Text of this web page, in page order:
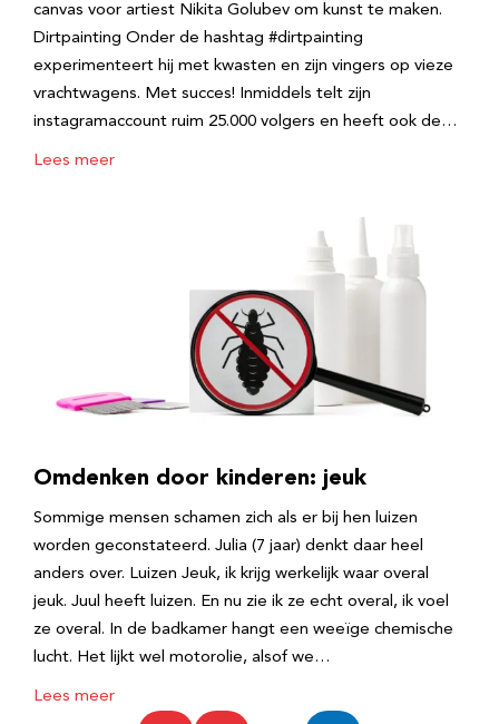
canvas voor artiest Nikita Golubev om kunst te maken.
Dirtpainting Onder de hashtag #dirtpainting
experimenteert hij met kwasten en zijn vingers op vieze
vrachtwagens. Met succes! Inmiddels telt zijn
instagramaccount ruim 25.000 volgers en heeft ook de…
Lees meer
Omdenken door kinderen: jeuk
Sommige mensen schamen zich als er bij hen luizen
worden geconstateerd. Julia (7 jaar) denkt daar heel
anders over. Luizen Jeuk, ik krijg werkelijk waar overal
jeuk. Juul heeft luizen. En nu zie ik ze echt overal, ik voel
ze overal. In de badkamer hangt een weeïge chemische
lucht. Het lijkt wel motorolie, alsof we…
Lees meer